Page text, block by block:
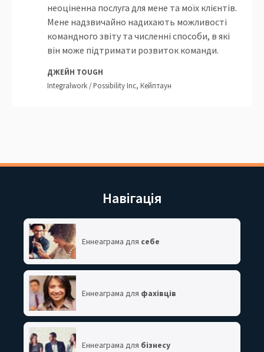
неоціненна послуга для мене та моїх клієнтів.
Мене надзвичайно надихають можливості
командного звіту та численні способи, в які
він може підтримати розвиток команди.
ДЖЕЙН TOUGH
Integralwork / Possibility Inc, Кейптаун
Навігація
Еннеаграма для себе
Еннеаграма для фахівців
Еннеаграма для бізнесу